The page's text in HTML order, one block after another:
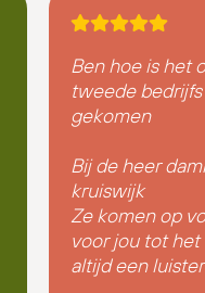
Ben hoe is het
tweede
gekomen
Bij de heer
kruiswijk
Ze komen op
voor jou tot
altijd een